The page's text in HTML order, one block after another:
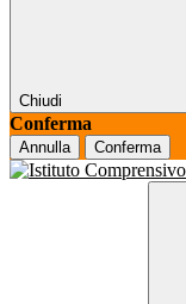
Chiudi
Conferma
Annulla Conferma